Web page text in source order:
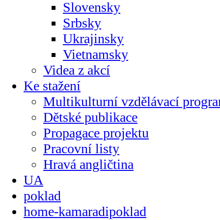
Slovensky
Srbsky
Ukrajinsky
Vietnamsky
Videa z akcí
Ke stažení
Multikulturní vzdělávací
Dětské publikace
Propagace projektu
Pracovní listy
Hravá angličtina
UA
poklad
home-kamaradipoklad